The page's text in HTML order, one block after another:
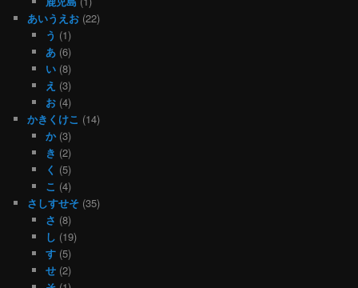
あいうえお (22)
う (1)
あ(6)
い(8)
え (3)
お(4)
かきくけこ (14)
か(3)
き (2)
く (5)
こ (4)
さしすせそ (35)
さ (8)
し (19)
す(5)
せ(2)